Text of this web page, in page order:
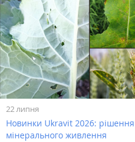
22 липня
Новинки Ukravit 2026: рішення
мінерального живлення